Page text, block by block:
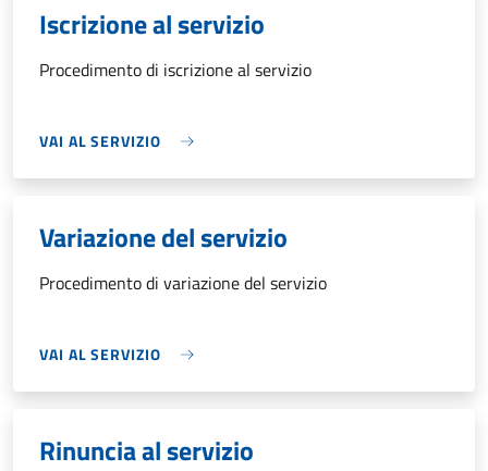
Iscrizione al servizio
Procedimento di iscrizione al servizio
VAI AL SERVIZIO
Variazione del servizio
Procedimento di variazione del servizio
VAI AL SERVIZIO
Rinuncia al servizio